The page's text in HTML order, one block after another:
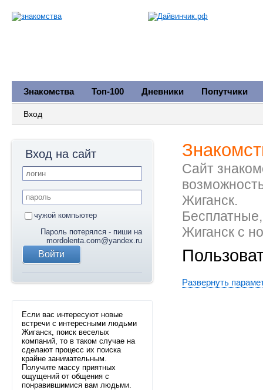
Знакомства Топ-100 Дневники Попутчики
Вход
Сайт
Жиганск.
Жиганск с
Развернуть
Вход на сайт
чужой компьютер
Пароль потерялся - пиши на
mordolenta.com@yandex.ru
Если вас интересуют новые
встречи с интересными людьми
Жиганск, поиск веселых
компаний, то в таком случае на
сделают процесс их поиска
крайне занимательным.
Получите массу приятных
ощущений от общения с
понравившимися вам людьми.